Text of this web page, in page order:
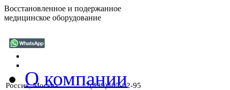
Восстановленное и подержанное
медицинское оборудование
Россия, Москва
+7(499)405-02-95
О компании